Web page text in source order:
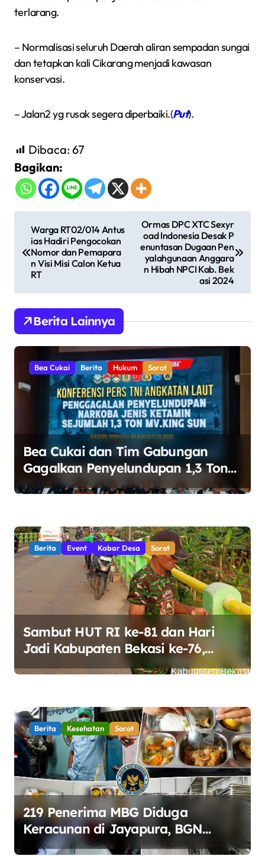
terlarang.
– Normalisasi seluruh Daerah aliran sempadan sungai
dan tetapkan kali Cikarang menjadi kawasan
konservasi.
– Jalan2 yg rusak segera diperbaiki.(Put).
Dibaca: 67
Bagikan:
g
a
s
i
o
Warga RT02/014 Antus
ias Hadiri Pengocokan
Nomor dan Pemapara
n Visi Misi Calon Ketua
RT
Ormas DPC XTC Sexyr
oad Indonesia Desak P
enuntasan Dugaan Pen
yalahgunaan Anggara
n Hibah NPCI Kab. Bek
asi 2024
Berita Lainnya
Bea Cukai Berita Hukum Sorot
Bea Cukai dan Tim Gabungan
Gagalkan Penyelundupan 1,3 Ton
Ketamin di Perairan Bintan
Berita Event Kabar Desa Sorot
Sambut HUT RI ke-81 dan Hari
Jadi Kabupaten Bekasi ke-76,
Pemdes Muara bakti Gotong
Berita Kesehatan Sorot
219 Penerima MBG Diduga
Keracunan di Jayapura, BGN
Perketat Pengawasan Keamanan